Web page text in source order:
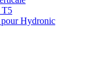
T5
Hydronic